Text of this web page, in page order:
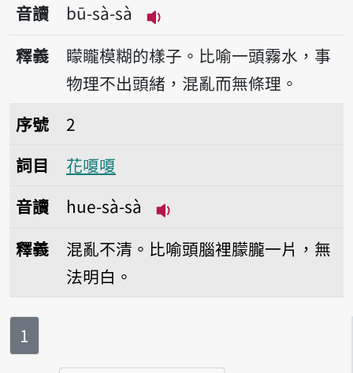
音讀
bū-sà-sà
播放音讀bū-sà-sà
釋義
矇矓模糊的樣子。比喻一頭霧水，事
物理不出頭緒，混亂而無條理。
序號2花嗄嗄
序號
2
詞目
花嗄嗄
音讀
hue-sà-sà
釋義
混亂不清。比喻頭腦裡朦朧一片，無
法明白。
第
1